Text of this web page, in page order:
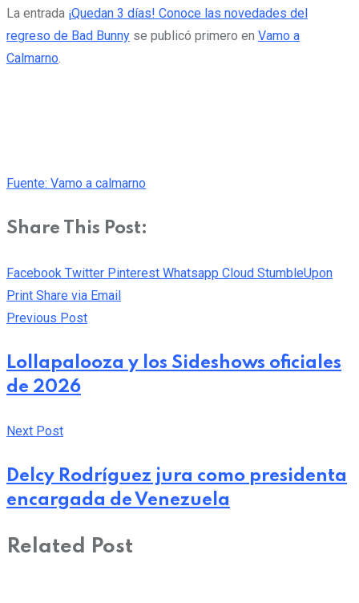
La entrada ¡Quedan 3 días! Conoce las novedades del
regreso de Bad Bunny se publicó primero en Vamo a
Calmarno
Fuente: Vamo a calmarno
Share This Post:
Facebook Twitter Pinterest Whatsapp Cloud StumbleUpon
Print Share via Email
Previous Post
Lollapalooza y los Sideshows oficiales
de 2026
Next Post
Delcy Rodríguez jura como presidenta
encargada de Venezuela
Related Post